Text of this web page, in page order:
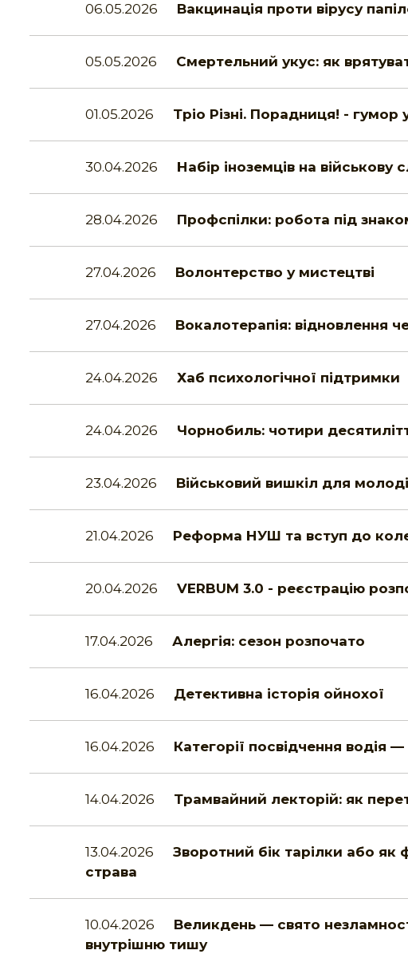
06.05.2026 Вакцинація проти вірусу
05.05.2026 Смертельний укус: як
01.05.2026 Тріо Різні. Порадниця! -
30.04.2026 Набір іноземців на
28.04.2026 Профспілки: робота під
27.04.2026 Волонтерство у мистецтві
27.04.2026 Вокалотерапія: відновлення
24.04.2026 Хаб психологічної підтримки
24.04.2026 Чорнобиль: чотири
23.04.2026 Військовий вишкіл для молоді
21.04.2026 Реформа НУШ та вступ до
20.04.2026 VERBUM 3.0 - реєстрацію
17.04.2026 Алергія: сезон розпочато
16.04.2026 Детективна історія ойнохої
16.04.2026 Категорії посвідчення водія
14.04.2026 Трамвайний лекторій: як
13.04.2026
Зворотний бік тарілки або як
страва
10.04.2026
Великдень — свято
внутрішню тишу